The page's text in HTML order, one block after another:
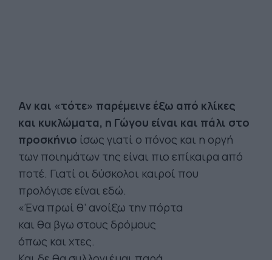
Αν και «τότε» παρέμεινε έξω από κλίκες
και κυκλώματα, η Γώγου είναι και πάλι στο
προσκήνιο ίσως γιατί ο πόνος και η οργή
των ποιημάτων της είναι πιο επίκαιρα από
ποτέ. Γιατί οι δύσκολοι καιροί που
προλόγισε είναι εδώ.
«Ένα πρωί θ’ ανοίξω την πόρτα
και θα βγω στους δρόμους
όπως και χτες.